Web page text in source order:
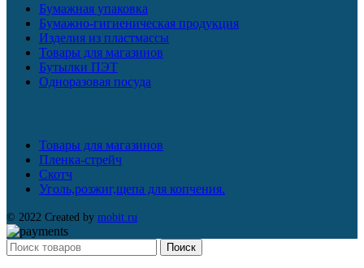
Бумажная упаковка
Бумажно-гигиеническая продукция
Изделия из пластмассы
Товары для магазинов
Бутылки ПЭТ
Одноразовая посуда
Товары для магазинов
Пленка-стрейч
Скотч
Уголь,розжиг,щепа для копчения.
© 2022 Created by mobit.ru
Поиск